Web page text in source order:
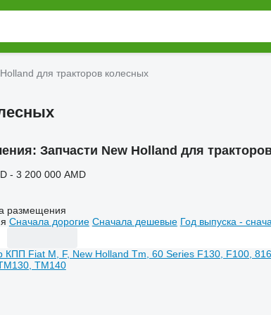
для тракторов колесных
Запчасти New Holland для
- 3 200 000 AMD
размещения
Сначала дорогие Сначала дешевые Год выпуска -